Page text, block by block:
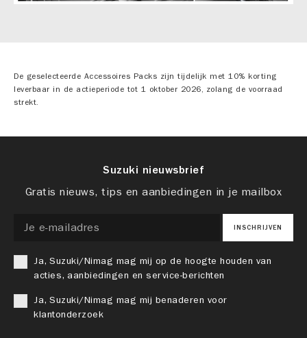
De geselecteerde Accessoires Packs zijn tijdelijk met 10% korting
leverbaar in de actieperiode tot 1 oktober 2026, zolang de voorraad
strekt.
Suzuki nieuwsbrief
Gratis nieuws, tips en aanbiedingen in je mailbox
INSCHRIJVEN
Ja, Suzuki/Nimag mag mij op de hoogte houden van
acties, aanbiedingen en service-berichten
Ja, Suzuki/Nimag mag mij benaderen voor
klantonderzoek